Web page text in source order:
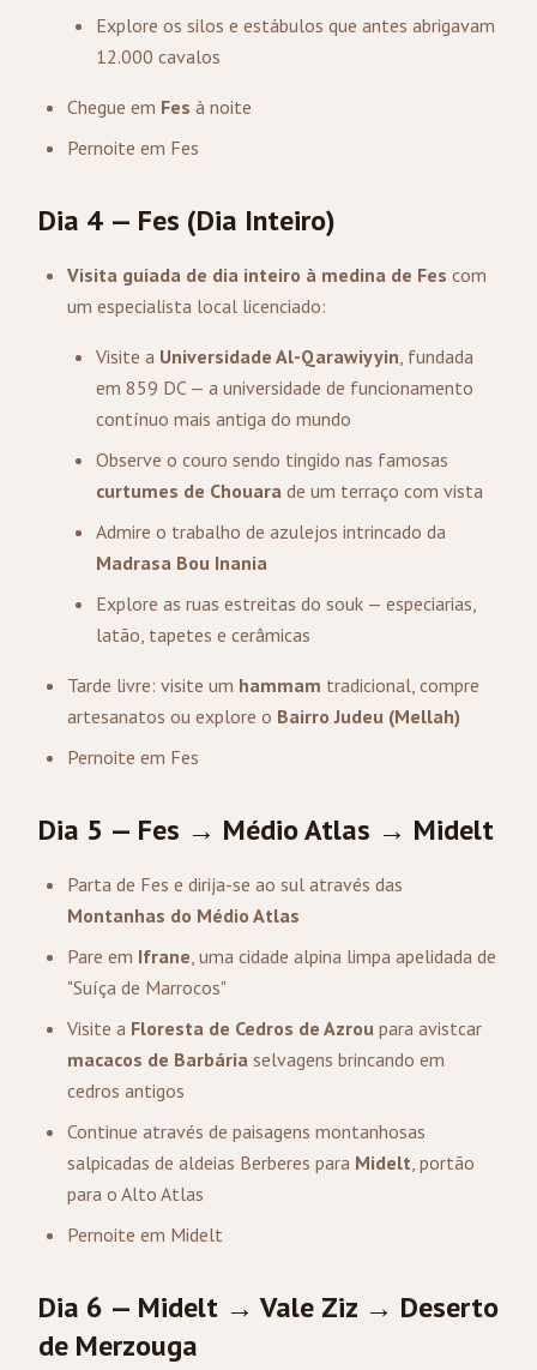
Explore os silos e estábulos que antes abrigavam
12.000 cavalos
Chegue em Fes à noite
Pernoite em Fes
Dia 4 — Fes (Dia Inteiro)
Visita guiada de dia inteiro à medina de Fes com
um especialista local licenciado:
Visite a Universidade Al-Qarawiyyin, fundada
em 859 DC — a universidade de funcionamento
contínuo mais antiga do mundo
Observe o couro sendo tingido nas famosas
curtumes de Chouara de um terraço com vista
Admire o trabalho de azulejos intrincado da
Madrasa Bou Inania
Explore as ruas estreitas do souk — especiarias,
latão, tapetes e cerâmicas
Tarde livre: visite um hammam tradicional, compre
artesanatos ou explore o Bairro Judeu (Mellah)
Pernoite em Fes
Dia 5 — Fes → Médio Atlas → Midelt
Parta de Fes e dirija-se ao sul através das
Montanhas do Médio Atlas
Pare em Ifrane, uma cidade alpina limpa apelidada de
"Suíça de Marrocos"
Visite a Floresta de Cedros de Azrou para avistcar
macacos de Barbária selvagens brincando em
cedros antigos
Continue através de paisagens montanhosas
salpicadas de aldeias Berberes para Midelt, portão
para o Alto Atlas
Pernoite em Midelt
Dia 6 — Midelt → Vale Ziz → Deserto
de Merzouga